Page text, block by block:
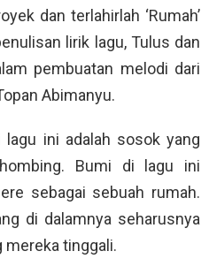
dan terlahirlah ‘Rumah’
lirik lagu, Tulus dan
pembuatan melodi dari
Abimanyu.
lagu ini adalah sosok yang
Bumi di lagu ini
sebagai sebuah rumah.
di dalamnya seharusnya
tinggali.